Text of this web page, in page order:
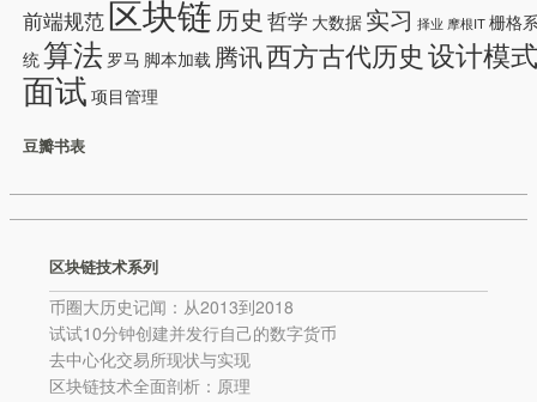
前端规范 区块链 历史 哲学 大数据 实习 择业 摩根IT 栅格
统 算法 罗马 脚本加载 腾讯 西方古代历史 设计模
面试 项目管理
豆瓣书表
区块链技术系列
币圈大历史记闻：从2013到2018
试试10分钟创建并发行自己的数字货币
去中心化交易所现状与实现
区块链技术全面剖析：原理